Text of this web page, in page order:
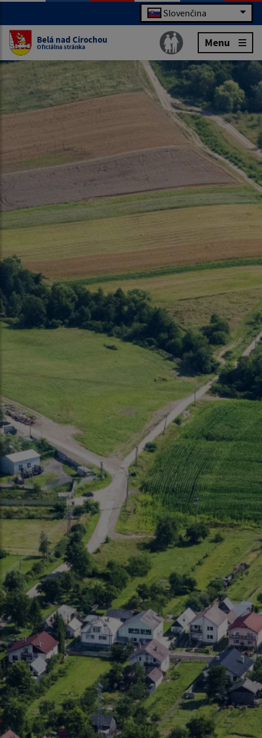
Slovenčina
Belá nad Cirochou
Oficiálna stránka Menu